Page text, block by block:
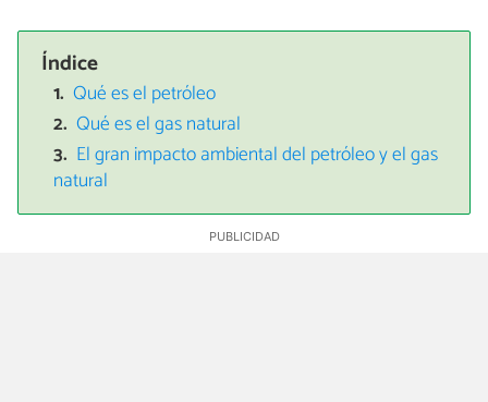
Índice
Qué es el petróleo
Qué es el gas natural
El gran impacto ambiental del petróleo y el gas
natural